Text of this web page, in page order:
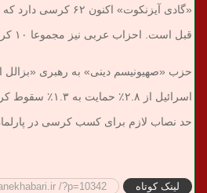
«گادی آیزنکوت» اکنون
قبل است. احزاب عربی نیز مجموعا ۱۰ کرسی اضافی کسب کرده‌اند.
حزب «صهیونیسم دینی» به رهبری «بزالل
اسرائیل از ۲.۸٪
حد نصاب لازم برای کسب کرسی در
لینک کوتاه /?p=10342